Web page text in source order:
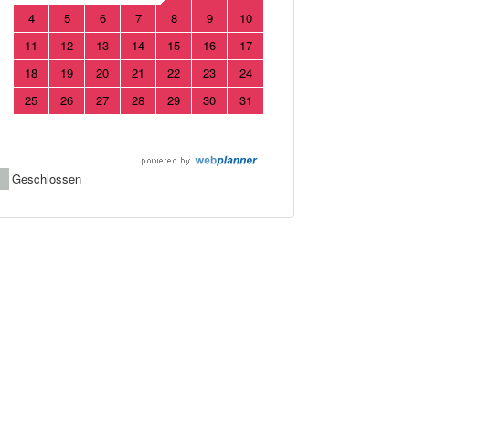
4
5 6 7 8 9
10
11
12 13 14 15 16
17
18
19 20 21 22 23
24
25
26 27 28 29 30 31
Geschlossen